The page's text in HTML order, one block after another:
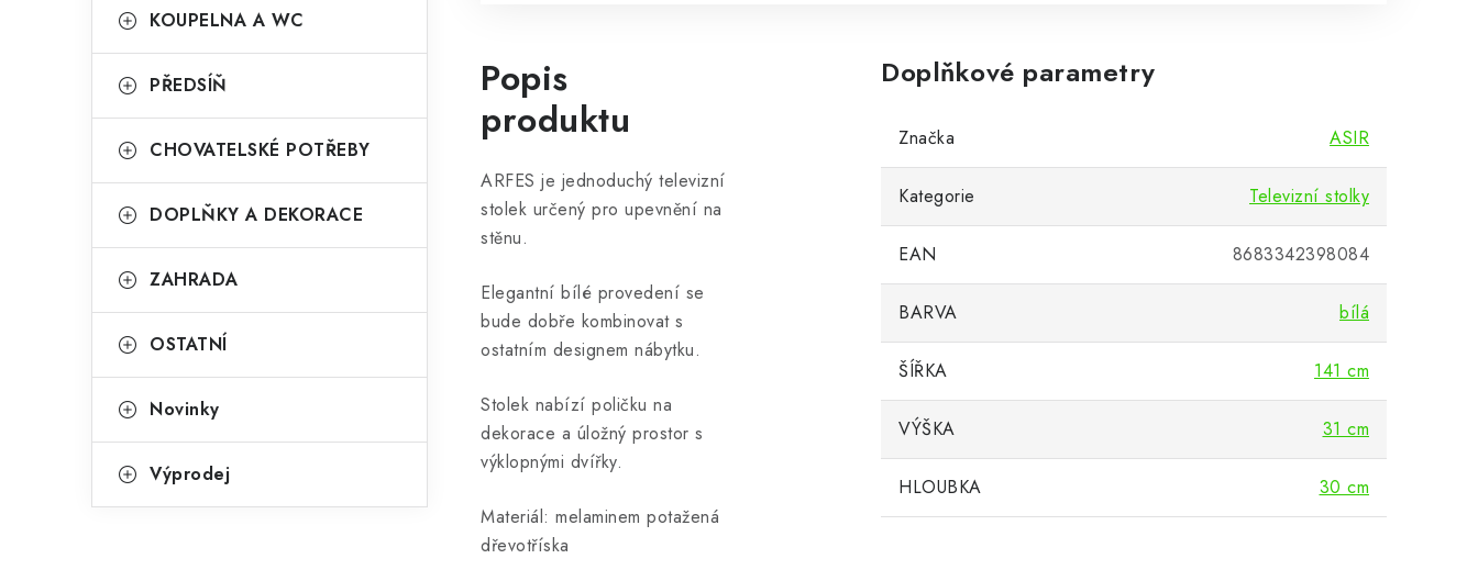
KOUPELNA A WC
PŘEDSÍŇ
CHOVATELSKÉ POTŘEBY
DOPLŇKY A DEKORACE
ZAHRADA
OSTATNÍ
Novinky
Výprodej
Popis
produktu
ARFES je jednoduchý televizní
stolek určený pro upevnění na
stěnu.
Elegantní bílé provedení se
bude dobře kombinovat s
ostatním designem nábytku.
Stolek nabízí poličku na
dekorace a úložný prostor s
výklopnými dvířky.
Materiál: melaminem potažená
dřevotříska
Doplňkové parametry
Značka ASIR
Kategorie Televizní stolky
EAN 8683342398084
BARVA bílá
ŠÍŘKA 141 cm
VÝŠKA 31 cm
HLOUBKA 30 cm